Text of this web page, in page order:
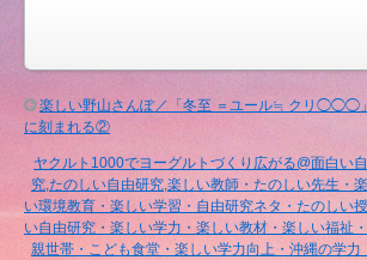
楽しい野山さんぽ／「冬至 ＝ユール≒ クリ◯◯◯
に刻まれる②
ヤクルト1000でヨーグルトづくり広がる@面白い
究,たのしい自由研究,楽しい教師・たのしい先生・
い環境教育・楽しい学習・自由研究ネタ・たのしい
い自由研究・楽しい学力・楽しい教材・楽しい福祉
親世帯・こども食堂・楽しい学力向上・沖縄の学力